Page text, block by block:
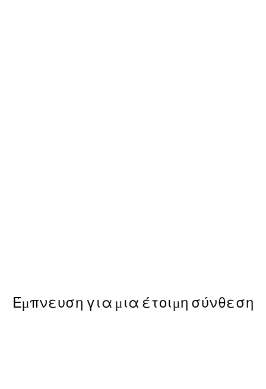
Έμπνευση για μια έτοιμη σύνθεση